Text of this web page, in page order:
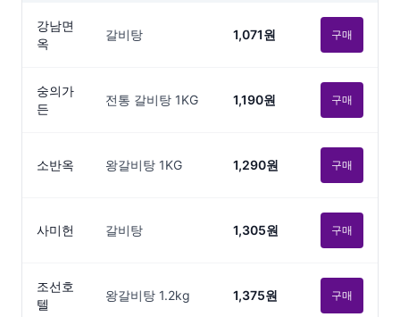
강남면
옥
갈비탕 1,071원 구매
숭의가
든
전통 갈비탕 1KG 1,190원 구매
소반옥 왕갈비탕 1KG 1,290원 구매
사미헌 갈비탕 1,305원 구매
조선호
텔
왕갈비탕 1.2kg 1,375원 구매